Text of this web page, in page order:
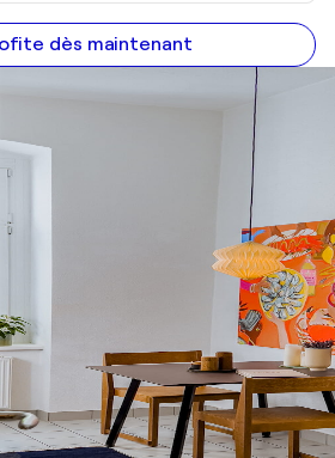
dès maintenant